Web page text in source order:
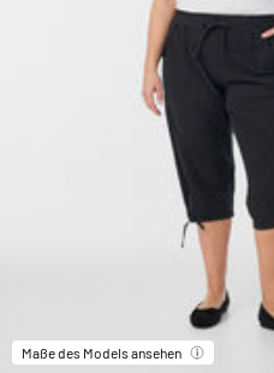
Maße des Models ansehen